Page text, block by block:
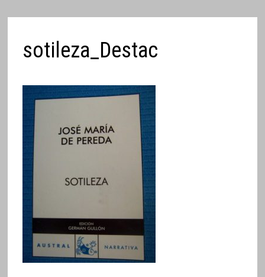
sotileza_Destac